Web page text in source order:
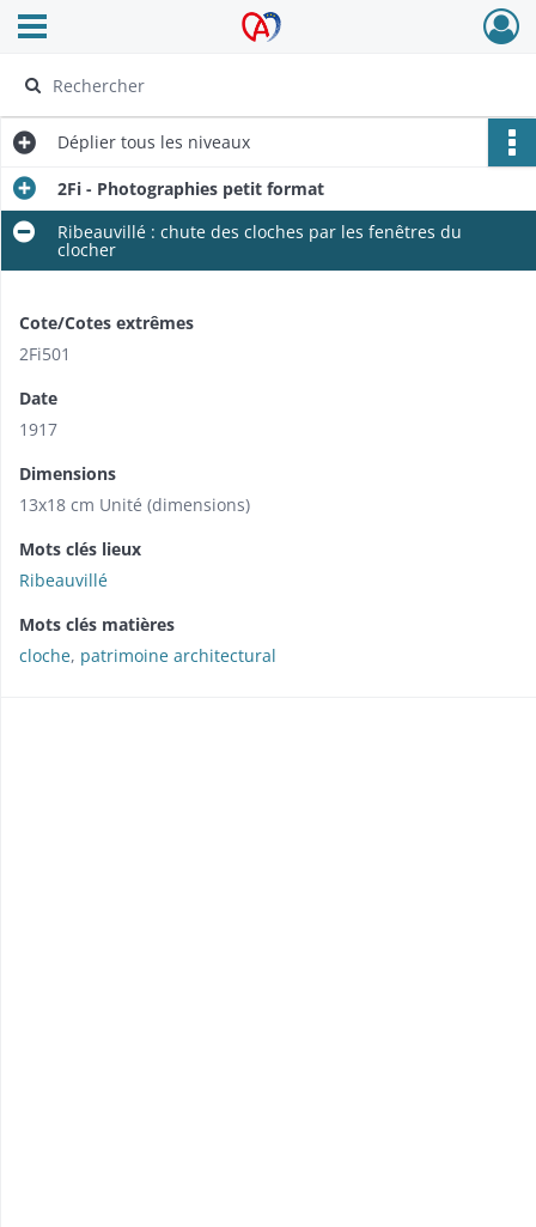
Archives Alsace - Colmar
Ouvrir le menu déroulant
Déplier tous les niveaux
2Fi - Photographies petit format
Ribeauvillé : chute des cloches par les fenêtres du
clocher
Cote/Cotes extrêmes
2Fi501
Date
1917
Dimensions
13x18 cm Unité (dimensions)
Mots clés lieux
Ribeauvillé
Mots clés matières
cloche, patrimoine architectural